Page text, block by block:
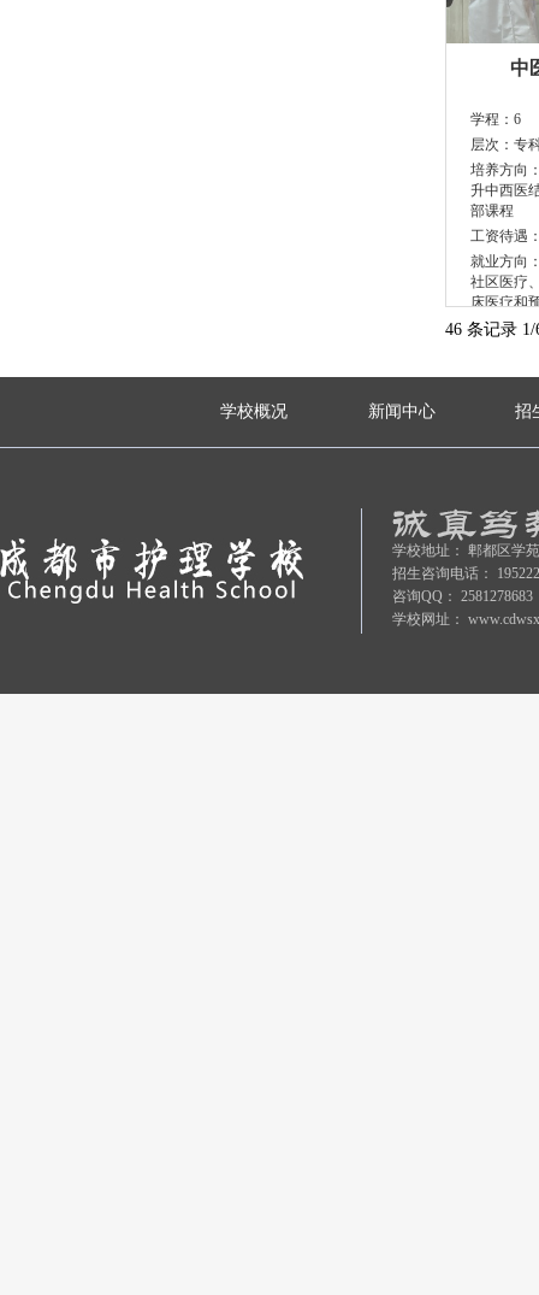
中
学程： 6
层次： 专
培养方向
升中西医
部课程
工资待遇
就业方向
社区医疗
床医疗和
46 条记录
学校概况 新闻中心 招
学校地址： 郫都区学
招生咨询电话：
咨询QQ： 2581278683
学校网址：